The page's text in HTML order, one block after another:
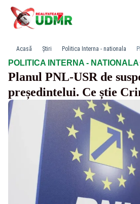
Acasă Știri Politica Interna - nationala
POLITICA INTERNA - NATIONALA·
Planul PNL-USR de
președintelui. Ce știe